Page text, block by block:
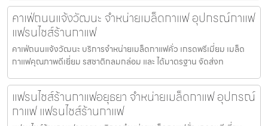
คาเฟ่ถนนแจ้งวัฒนะ จำหน่ายเมล็ดกาแฟ อุปกรณ์กาแฟ
แฟรนไชส์ร้านกาแฟ
คาเฟ่ถนนแจ้งวัฒนะ บริการจำหน่ายเมล็ดกาแฟคั่ว เกรดพรีเมี่ยม เมล็ด
กาแฟคุณภาพดีเยี่ยม รสชาติกลมกล่อม และ ได้มาตรฐาน จัดส่งท
แฟรนไชส์ร้านกาแฟอยุธยา จำหน่ายเมล็ดกาแฟ อุปกรณ์
กาแฟ แฟรนไชส์ร้านกาแฟ